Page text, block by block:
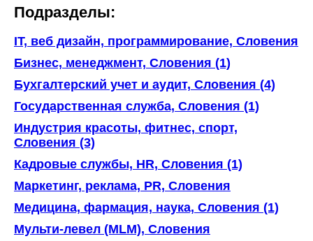
Подразделы:
IT, веб дизайн, программирование, Словения
Бизнес, менеджмент, Словения (1)
Бухгалтерский учет и аудит, Словения (4)
Государственная служба, Словения (1)
Индустрия красоты, фитнес, спорт,
Словения (3)
Кадровые службы, HR, Словения (1)
Маркетинг, реклама, PR, Словения
Медицина, фармация, наука, Словения (1)
Мульти-левел (MLM), Словения